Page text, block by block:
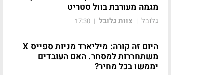
מגמה מעורבת בוול סטריט
גלובל | צוות גלובל |
17:30
היום זה קורה: מיליארד מניות ספייס X
משתחררות למסחר. האם העובדים
יממשו בכל מחיר?